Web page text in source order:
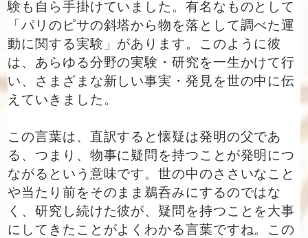
験も自ら手掛けていました。有名なものとして
「パリのピサの斜塔から物を落として調べた運
動に関する実験」があります。このように彼
は、あらゆる分野の実験・研究を一生かけて行
い、さまざまな新しい事実・発見を世の中に伝
えていきました。
この言葉は、直訳すると懐疑は発明の父であ
る、つまり、物事に疑問を持つことが発明につ
ながるという意味です。世の中のささいなこと
や当たり前をそのまま鵜呑みにするのではな
く、研究し続けた彼が、疑問を持つことを大事
にしてきたことがよくわかる言葉ですね。この